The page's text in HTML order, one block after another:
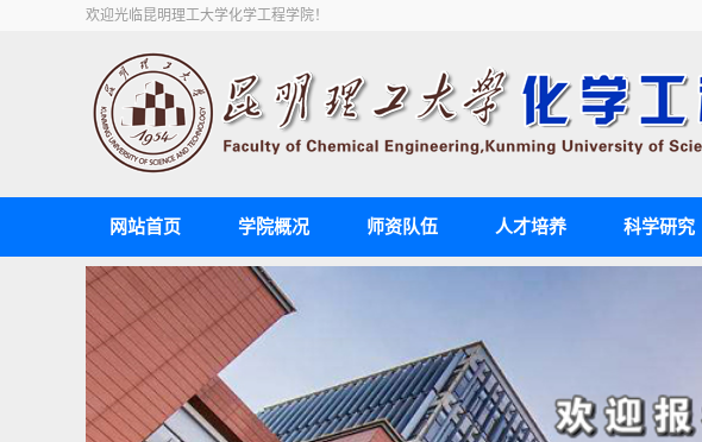
欢迎光临昆明理工大学化学工程学院！
网站首页 学院概况 师资队伍 人才培养 科学研究